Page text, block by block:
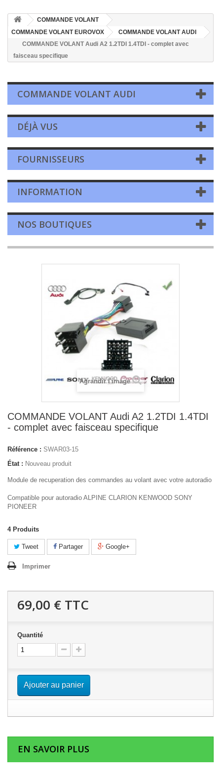
COMMANDE VOLANT
COMMANDE VOLANT EUROVOX
COMMANDE VOLANT AUDI
COMMANDE VOLANT Audi A2 1.2TDI 1.4TDI - complet avec
faisceau specifique
COMMANDE VOLANT AUDI
DÉJÀ VUS
FOURNISSEURS
INFORMATION
NOS BOUTIQUES
Agrandir l'image
COMMANDE VOLANT Audi A2 1.2TDI 1.4TDI
- complet avec faisceau specifique
Référence : SWAR03-15
État : Nouveau produit
Module de recuperation des commandes au volant avec votre autoradio
Compatible pour autoradio ALPINE CLARION KENWOOD SONY
PIONEER
4 Produits
Tweet Partager Google+
Imprimer
69,00 € TTC
Quantité
Ajouter au panier
EN SAVOIR PLUS